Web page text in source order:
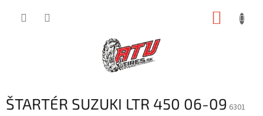
ŠTARTÉR SUZUKI LTR 450 06-09 6301